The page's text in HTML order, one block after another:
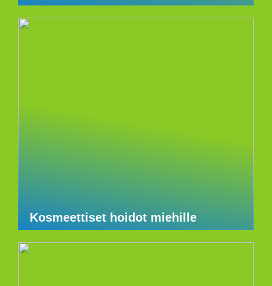
Kosmeettiset hoidot miehille